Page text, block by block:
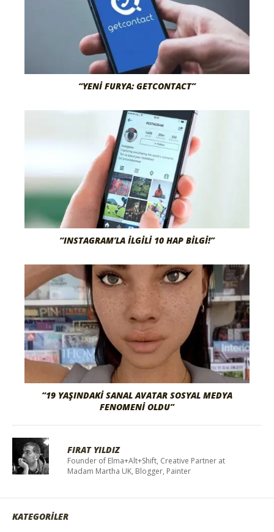
“YENI FURYA: GETCONTACT”
“INSTAGRAM’LA İLGILI 10 HAP BILGI!”
“19 YAŞINDAKI SANAL AVATAR SOSYAL MEDYA
FENOMENI OLDU”
FIRAT YILDIZ
Founder of Elma+Alt+Shift, Creative Partner at
Madam Martha UK, Blogger, Painter
KATEGORİLER